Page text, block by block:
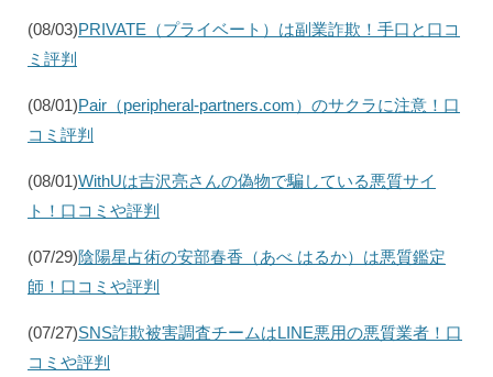
(08/03)PRIVATE（プライベート）は副業詐欺！手口と口コ
ミ評判
(08/01)Pair（peripheral-partners.com）のサクラに注意！口
コミ評判
(08/01)WithUは吉沢亮さんの偽物で騙している悪質サイ
ト！口コミや評判
(07/29)陰陽星占術の安部春香（あべ はるか）は悪質鑑定
師！口コミや評判
(07/27)SNS詐欺被害調査チームはLINE悪用の悪質業者！口
コミや評判